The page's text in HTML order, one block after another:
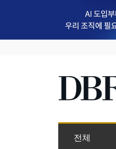
전체